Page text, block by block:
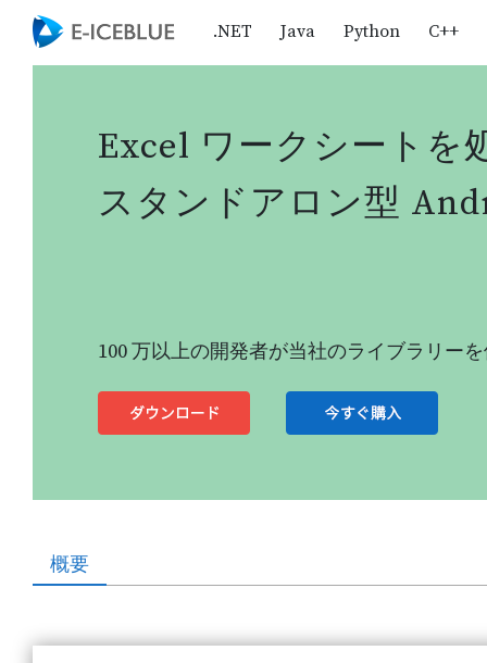
.NET Java Python C++
Excel ワークシートを
スタンドアロン型
100 万以上の開発者が当社のライブラリー
概要